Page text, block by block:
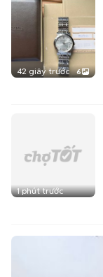
42 giây trước 6
1 phút trước